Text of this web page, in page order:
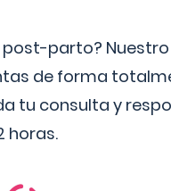
parto?
de forma
tu consulta y
horas.